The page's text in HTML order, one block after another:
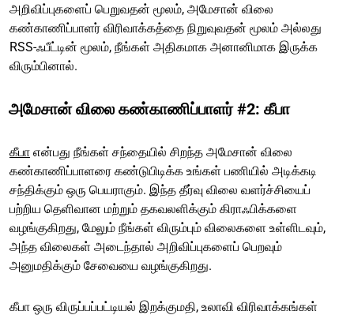
அறிவிப்புகளைப் பெறுவதன் மூலம், அமேசான் விலை
கண்காணிப்பாளர் விரிவாக்கத்தை நிறுவுவதன் மூலம் அல்லது
RSS-ஃபீட்டின் மூலம், நீங்கள் அதிகமாக அனானிமாக இருக்க
விரும்பினால்.
அமேசான் விலை கண்காணிப்பாளர் #2: கீபா
கீபா என்பது நீங்கள் சந்தையில் சிறந்த அமேசான் விலை
கண்காணிப்பாளரை கண்டுபிடிக்க உங்கள் பணியில் அடிக்கடி
சந்திக்கும் ஒரு பெயராகும். இந்த தீர்வு விலை வளர்ச்சியைப்
பற்றிய தெளிவான மற்றும் தகவலளிக்கும் கிராஃபிக்களை
வழங்குகிறது, மேலும் நீங்கள் விரும்பும் விலைகளை உள்ளிடவும்,
அந்த விலைகள் அடைந்தால் அறிவிப்புகளைப் பெறவும்
அனுமதிக்கும் சேவையை வழங்குகிறது.
கீபா ஒரு விருப்பப்பட்டியல் இறக்குமதி, உலாவி விரிவாக்கங்கள்